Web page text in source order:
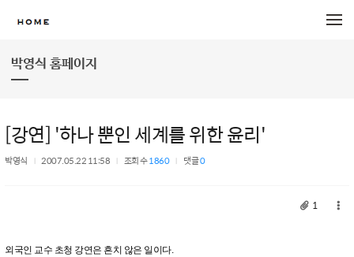
박영식 홈페이지
[강연] '하나 뿐인 세계를 위한 윤리'
박영식 2007.05.22 11:58 조회 수1860 댓글0
1
외국인 교수 초청 강연은 흔치 않은 일이다.